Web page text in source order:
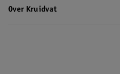
Over Kruidvat